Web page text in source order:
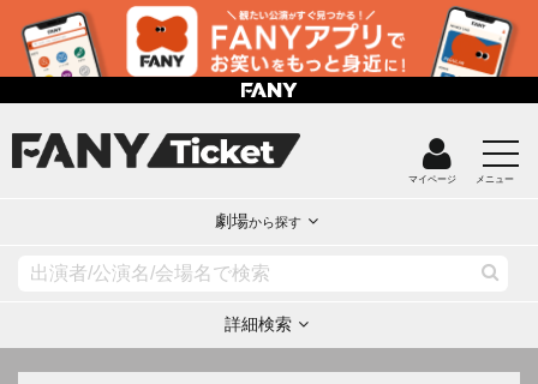
マイページ メニュー
劇場から探す
詳細検索